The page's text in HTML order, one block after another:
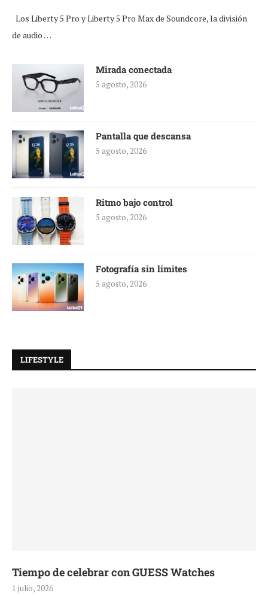
Los Liberty 5 Pro y Liberty 5 Pro Max de Soundcore, la división
de audio …
Mirada conectada
5 agosto, 2026
Pantalla que descansa
5 agosto, 2026
Ritmo bajo control
5 agosto, 2026
Fotografía sin límites
5 agosto, 2026
LIFESTYLE
Tiempo de celebrar con GUESS Watches
1 julio, 2026